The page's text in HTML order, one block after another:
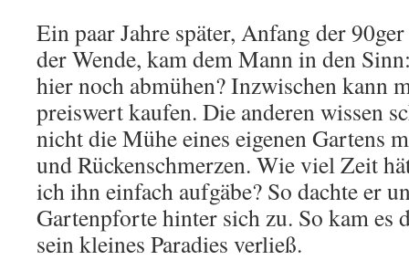
Ein paar Jahre später, Anfang der
der Wende, kam dem Mann in den
hier noch abmühen? Inzwischen kann
preiswert kaufen. Die anderen wissen
nicht die Mühe eines eigenen Gartens
und Rückenschmerzen. Wie viel Zeit
ich ihn einfach aufgäbe? So dachte er
Gartenpforte hinter sich zu. So kam es
sein kleines Paradies verließ.